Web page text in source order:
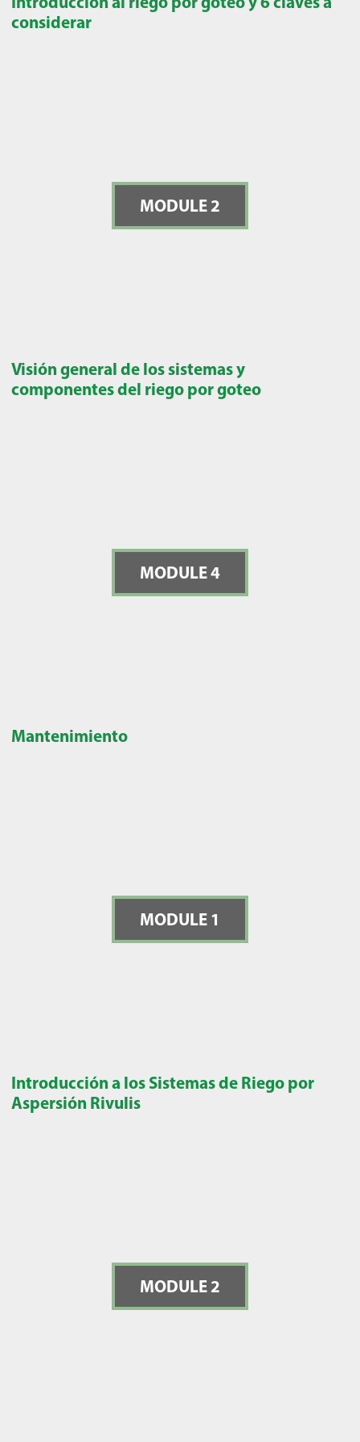
considerar
MODULE 2
Visión general de los sistemas y
componentes del riego por goteo
MODULE 4
Mantenimiento
MODULE 1
Introducción a los Sistemas de Riego por
Aspersión Rivulis
MODULE 2